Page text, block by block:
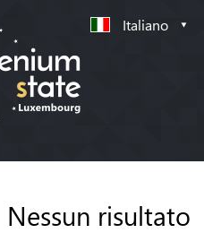
Italiano
Nessun risultato